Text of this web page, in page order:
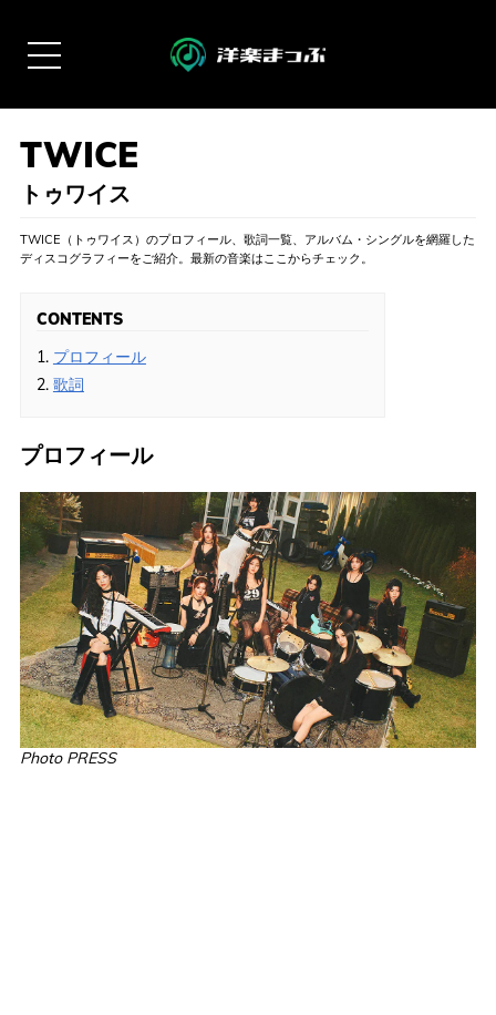
トゥワイス
TWICE（トゥワイス）のプロフィール、歌詞一覧、アルバム・シングルを網羅した
ディスコグラフィーをご紹介。最新の音楽はここからチェック。
CONTENTS
1. プロフィール
2. 歌詞
プロフィール
Photo PRESS